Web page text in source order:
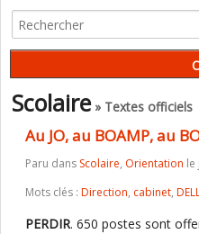
Scolaire» Textes officiels
Au JO, au BOAMP, au
Paru dans Scolaire, Orientation le
Mots clés : Direction, cabinet,
PERDIR. 650 postes sont